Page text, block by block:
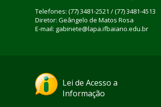
Telefones: (77) 3481-2521 / (77) 3481-4513
Diretor: Geângelo de Matos Rosa
E-mail: gabinete@lapa.ifbaiano.edu.br
Lei de Acesso a
Informação